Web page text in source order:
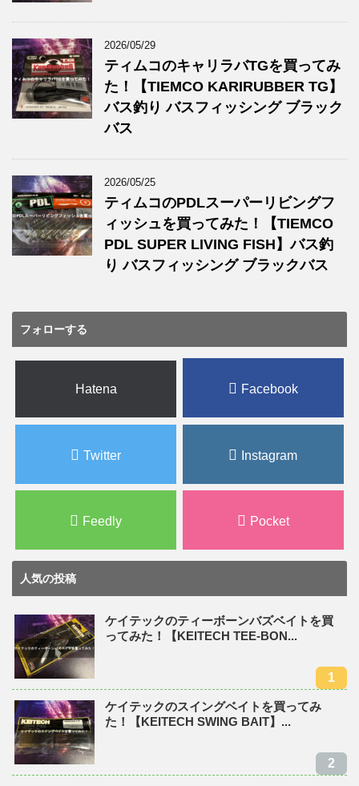
2026/05/29
ティムコのキャリラバTGを買ってみ
た！【TIEMCO KARIRUBBER TG】
バス釣り バスフィッシング ブラック
バス
2026/05/25
ティムコのPDLスーパーリビングフ
ィッシュを買ってみた！【TIEMCO
PDL SUPER LIVING FISH】バス釣
り バスフィッシング ブラックバス
フォローする
Hatena Facebook
Twitter Instagram
Feedly Pocket
人気の投稿
ケイテックのティーボーンバズベイトを買
ってみた！【KEITECH TEE-BON...
ケイテックのスイングベイトを買ってみ
た！【KEITECH SWING BAIT】...